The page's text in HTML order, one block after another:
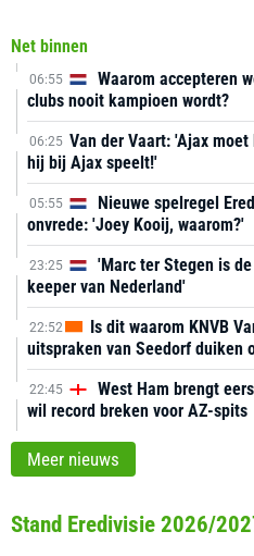
Net binnen
06:55
Waarom accepteren
clubs nooit kampioen wordt?
06:25 Van der Vaart: 'Ajax
hij bij Ajax speelt!'
05:55
Nieuwe spelregel
onvrede: 'Joey Kooij, waarom?'
23:25
'Marc ter Stegen is
keeper van Nederland'
22:52
Is dit waarom KNVB
uitspraken van Seedorf duiken
22:45
West Ham brengt
wil record breken voor AZ-spits
Meer nieuws
Stand Eredivisie 2026/